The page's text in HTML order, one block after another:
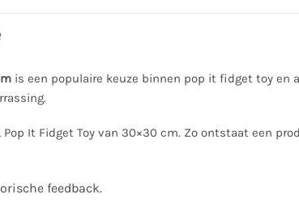
is een populaire keuze binnen pop it fidget toy en
It Fidget Toy van 30×30 cm. Zo ontstaat een
feedback.